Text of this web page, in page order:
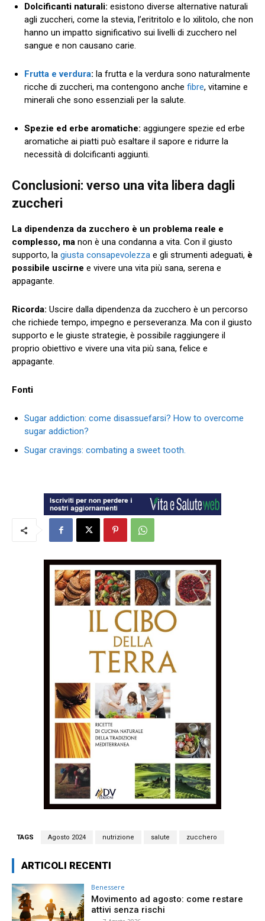
Dolcificanti naturali: esistono diverse alternative naturali
agli zuccheri, come la stevia, l’eritritolo e lo xilitolo, che non
hanno un impatto significativo sui livelli di zucchero nel
sangue e non causano carie.
Frutta e verdura: la frutta e la verdura sono naturalmente
ricche di zuccheri, ma contengono anche fibre, vitamine e
minerali che sono essenziali per la salute.
Spezie ed erbe aromatiche: aggiungere spezie ed erbe
aromatiche ai piatti può esaltare il sapore e ridurre la
necessità di dolcificanti aggiunti.
Conclusioni: verso una vita libera dagli
zuccheri
La dipendenza da zucchero è un problema reale e
complesso, ma non è una condanna a vita. Con il giusto
supporto, la giusta consapevolezza e gli strumenti adeguati, è
possibile uscirne e vivere una vita più sana, serena e
appagante.
Ricorda: Uscire dalla dipendenza da zucchero è un percorso
che richiede tempo, impegno e perseveranza. Ma con il giusto
supporto e le giuste strategie, è possibile raggiungere il
proprio obiettivo e vivere una vita più sana, felice e
appagante.
Fonti
Sugar addiction: come disassuefarsi? How to overcome
sugar addiction?
Sugar cravings: combating a sweet tooth.
TAGS Agosto 2024 nutrizione salute zucchero
ARTICOLI RECENTI
Benessere
Movimento ad agosto: come restare
attivi senza rischi